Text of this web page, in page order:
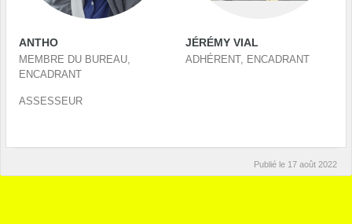
ANTHO
MEMBRE DU BUREAU,
ENCADRANT
ASSESSEUR
JÉRÉMY VIAL
ADHÉRENT, ENCADRANT
Publié le 17 août 2022